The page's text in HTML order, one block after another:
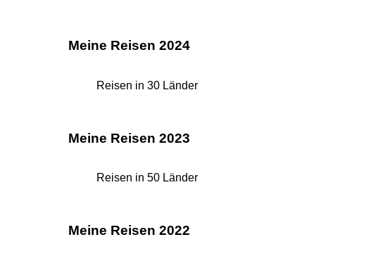
Meine Reisen 2024
Reisen in 30 Länder
Meine Reisen 2023
Reisen in 50 Länder
Meine Reisen 2022